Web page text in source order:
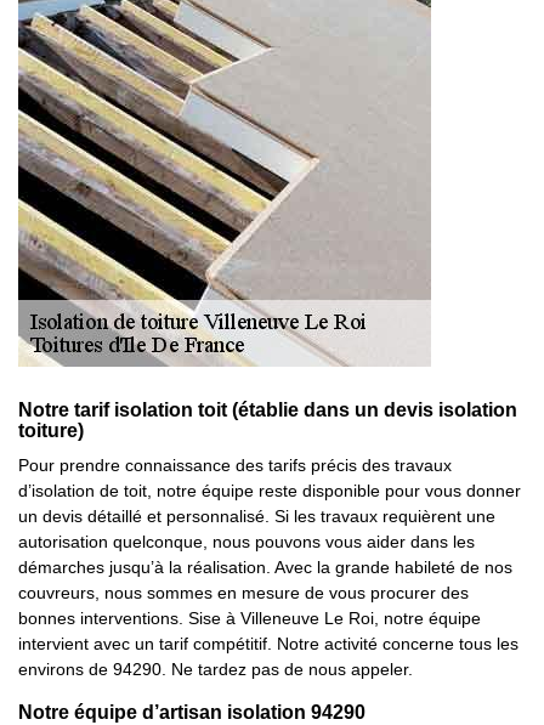
Notre tarif isolation toit (établie dans un devis isolation
toiture)
Pour prendre connaissance des tarifs précis des travaux
d’isolation de toit, notre équipe reste disponible pour vous donner
un devis détaillé et personnalisé. Si les travaux requièrent une
autorisation quelconque, nous pouvons vous aider dans les
démarches jusqu’à la réalisation. Avec la grande habileté de nos
couvreurs, nous sommes en mesure de vous procurer des
bonnes interventions. Sise à Villeneuve Le Roi, notre équipe
intervient avec un tarif compétitif. Notre activité concerne tous les
environs de 94290. Ne tardez pas de nous appeler.
Notre équipe d’artisan isolation 94290